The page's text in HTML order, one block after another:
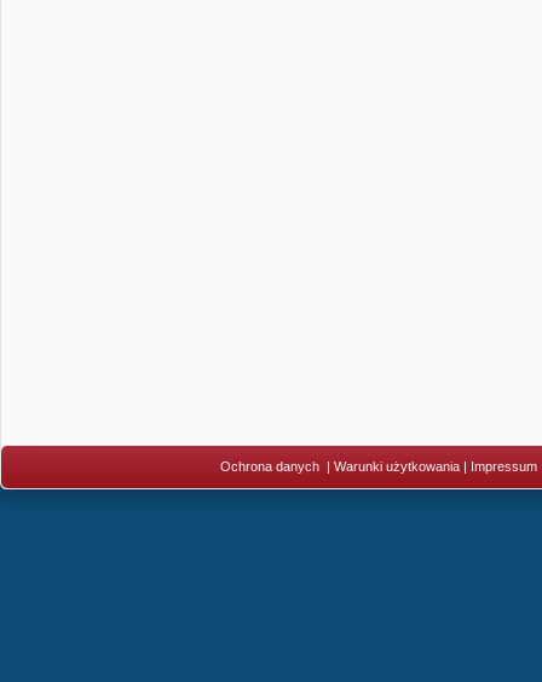
Ochrona danych | Warunki użytkowania | Impressum